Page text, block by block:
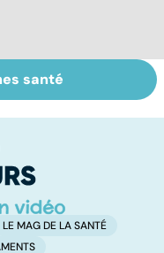
des
: que
?
santé
LE MAG DE LA SANTÉ